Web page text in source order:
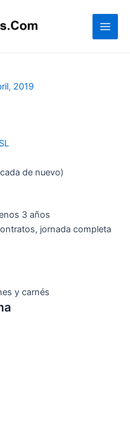
2019
de nuevo)
3 años
jornada completa
y carnés